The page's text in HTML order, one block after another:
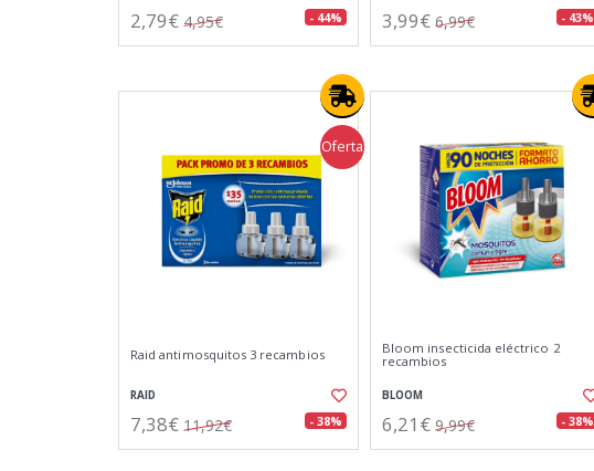
2,79€ 4,95€ - 44% 3,99€ 6,99€ - 43%
Oferta
Raid antimosquitos 3 recambios
RAID
7,38€ 11,92€ - 38%
Bloom insecticida eléctrico 2
recambios
BLOOM
6,21€ 9,99€ - 38%